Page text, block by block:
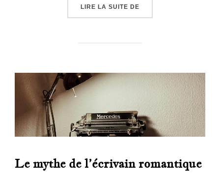
LIRE LA SUITE DE
Le mythe de l’écrivain romantique